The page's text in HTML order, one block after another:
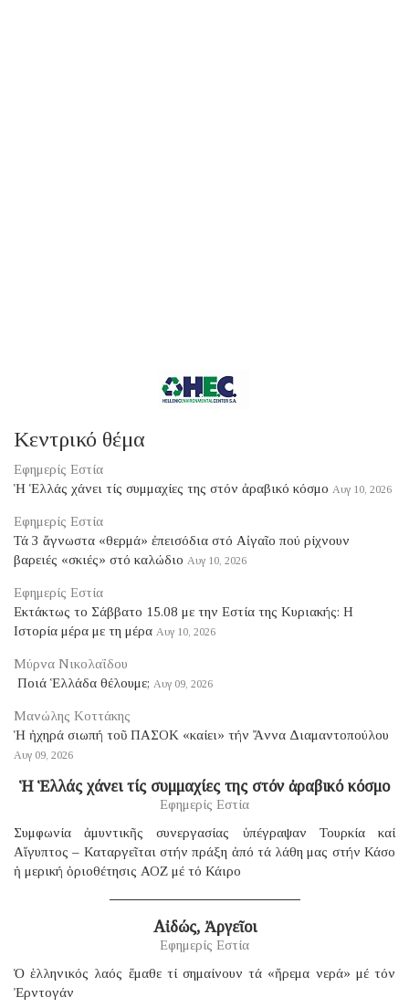
Κεντρικό θέμα
Εφημερίς Εστία
Ἡ Ἑλλάς χάνει τίς συμμαχίες της στόν ἀραβικό κόσμο Αυγ 10, 2026
Εφημερίς Εστία
Τά 3 ἄγνωστα «θερμά» ἐπεισόδια στό Αἰγαῖο πού ρίχνουν
βαρειές «σκιές» στό καλώδιο Αυγ 10, 2026
Εφημερίς Εστία
Eκτάκτως το Σάββατο 15.08 με την Εστία της Κυριακής: Η
Ιστορία μέρα με τη μέρα Αυγ 10, 2026
Μύρνα Νικολαΐδου
​ Ποιά Ἑλλάδα θέλουμε; Αυγ 09, 2026
Μανώλης Κοττάκης
Ἡ ἠχηρά σιωπή τοῦ ΠΑΣΟΚ «καίει» τήν Ἄννα Διαμαντοπούλου
Αυγ 09, 2026
Ἡ Ἑλλάς χάνει τίς συμμαχίες της στόν ἀραβικό κόσμο
Εφημερίς Εστία
Συμφωνία ἀμυντικῆς συνεργασίας ὑπέγραψαν Τουρκία καί
Αἴγυπτος – Καταργεῖται στήν πράξη ἀπό τά λάθη μας στήν Κάσο
ἡ μερική ὁριοθέτησις ΑΟΖ μέ τό Κάιρο
Αἰδώς, Ἀργεῖοι
Εφημερίς Εστία
Ὁ ἑλληνικός λαός ἔμαθε τί σημαίνουν τά «ἤρεμα νερά» μέ τόν
Ἐρντογάν